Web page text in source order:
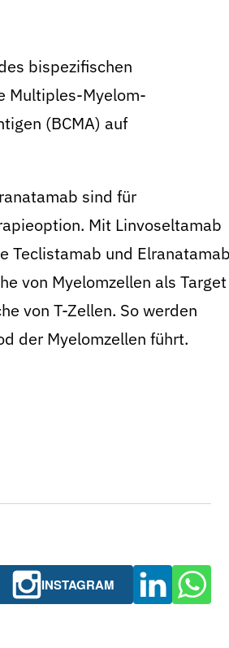
bispezifischen
Multiples-Myelom-
(BCMA) auf
sind für
Mit Linvoseltamab
Teclistamab und Elranatamab
von Myelomzellen als Target
von T-Zellen. So werden
der Myelomzellen führt.
INSTAGRAM